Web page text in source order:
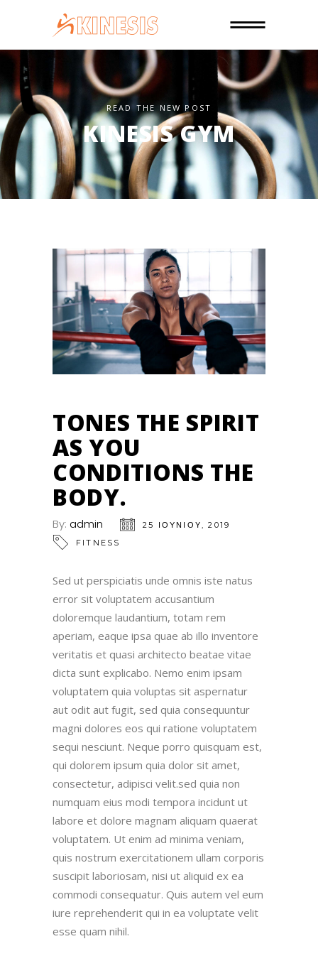
READ THE NEW POST
KINESIS GYM
TONES THE SPIRIT
AS YOU
CONDITIONS THE
BODY.
By: admin
25 ΙΟΥΝΊΟΥ, 2019
FITNESS
Sed ut perspiciatis unde omnis iste natus
error sit voluptatem accusantium
doloremque laudantium, totam rem
aperiam, eaque ipsa quae ab illo inventore
veritatis et quasi architecto beatae vitae
dicta sunt explicabo. Nemo enim ipsam
voluptatem quia voluptas sit aspernatur
aut odit aut fugit, sed quia consequuntur
magni dolores eos qui ratione voluptatem
sequi nesciunt. Neque porro quisquam est,
qui dolorem ipsum quia dolor sit amet,
consectetur, adipisci velit.sed quia non
numquam eius modi tempora incidunt ut
labore et dolore magnam aliquam quaerat
voluptatem. Ut enim ad minima veniam,
quis nostrum exercitationem ullam corporis
suscipit laboriosam, nisi ut aliquid ex ea
commodi consequatur. Quis autem vel eum
iure reprehenderit qui in ea voluptate velit
esse quam nihil.